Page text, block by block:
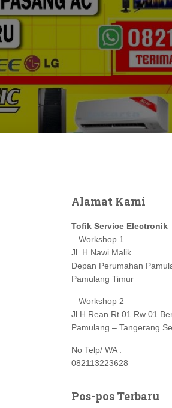
Alamat Kami
Tofik Service Electronik
– Workshop 1
Jl. H.Nawi Malik
Depan Perumahan
Pamulang Timur
– Workshop 2
Jl.H.Rean Rt 01 Rw 01
Pamulang – Tangerang
No Telp/ WA :
082113223628
Pos-pos Terbaru